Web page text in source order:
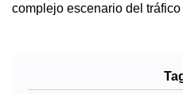
complejo escenario del tráfico